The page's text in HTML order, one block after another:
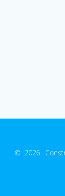
© 2026 .